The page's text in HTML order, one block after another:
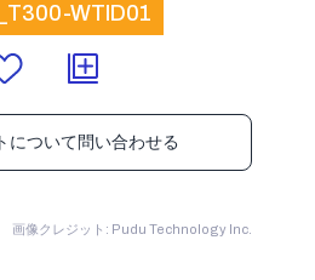
WTID01
について問い合わせる
画像クレジット: Pudu Technology Inc.